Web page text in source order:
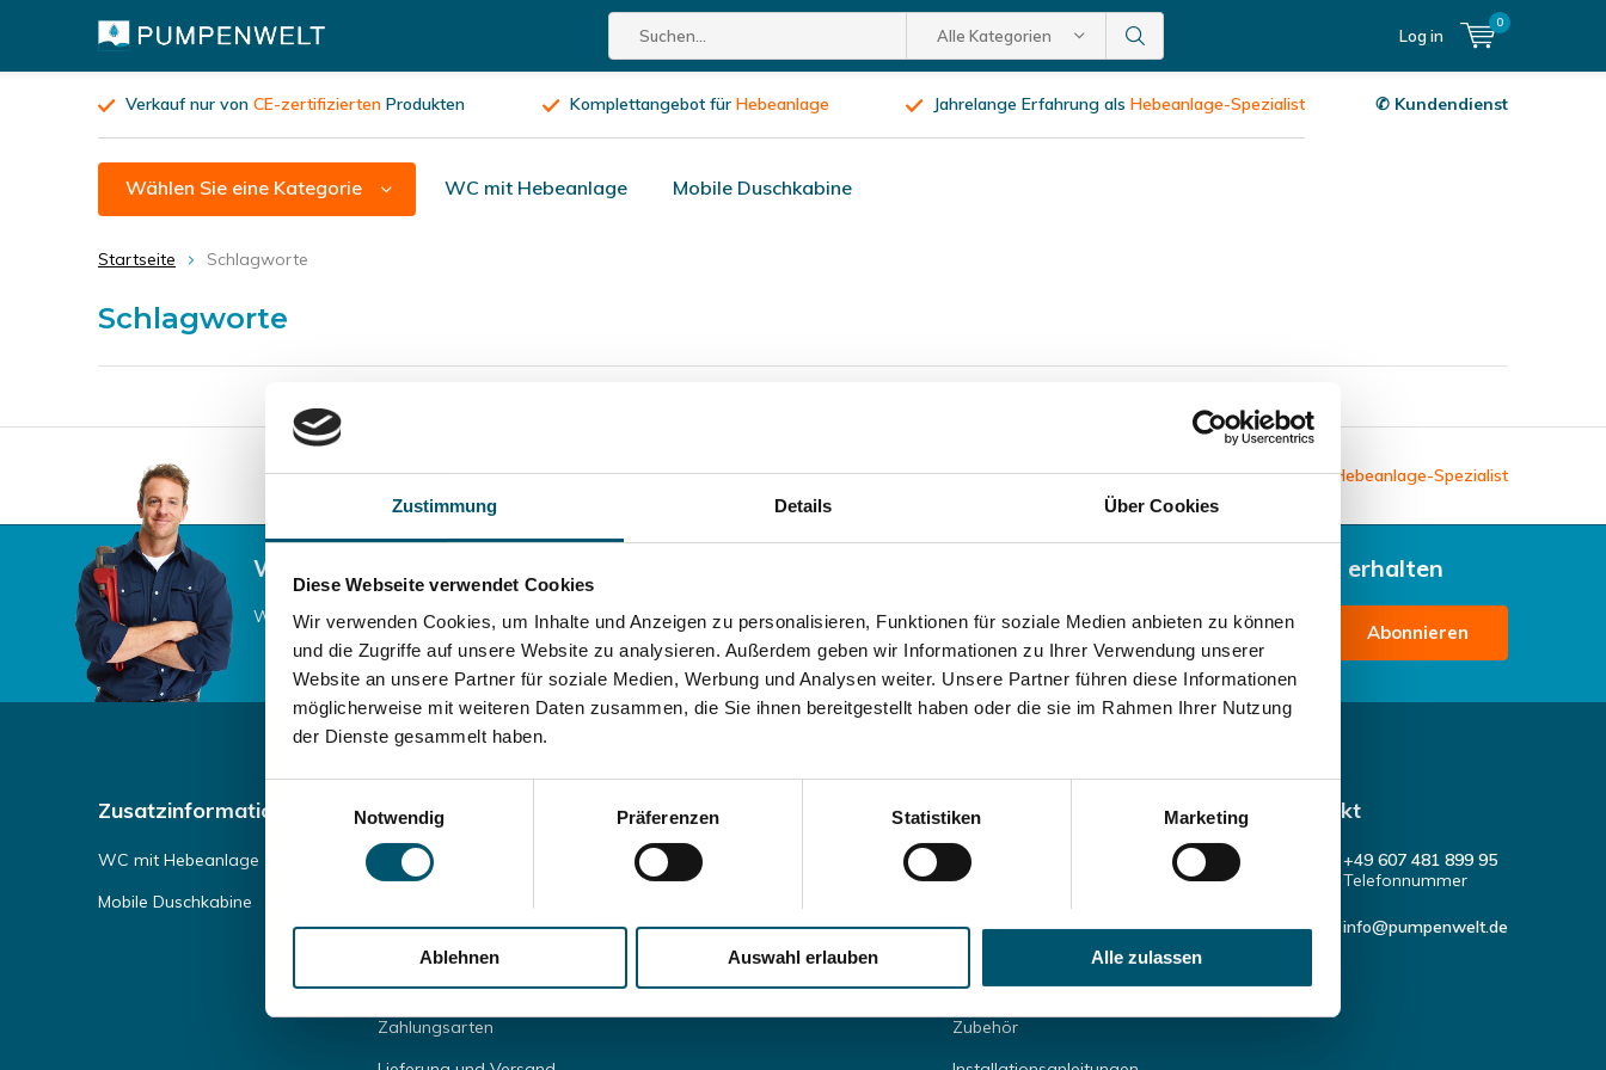
Zustimmung Details Über Cookies
Diese Webseite verwendet Cookies
Wir verwenden Cookies, um Inhalte und Anzeigen zu personalisieren, Funktionen für soziale Medien anbieten zu können
und die Zugriffe auf unsere Website zu analysieren. Außerdem geben wir Informationen zu Ihrer Verwendung unserer
Website an unsere Partner für soziale Medien, Werbung und Analysen weiter. Unsere Partner führen diese Informationen
möglicherweise mit weiteren Daten zusammen, die Sie ihnen bereitgestellt haben oder die sie im Rahmen Ihrer Nutzung
der Dienste gesammelt haben.
Notwendig
Präferenzen Statistiken Marketing
Ablehnen Auswahl erlauben Alle zulassen
Alle Kategorien Log in
0
Verkauf nur von CE-zertifizierten Produkten Komplettangebot für Hebeanlage Jahrelange Erfahrung als Hebeanlage-Spezialist ✆ Kundendienst
Wählen Sie eine Kategorie WC mit Hebeanlage Mobile Duschkabine
Startseite Schlagworte
Schlagworte
Verkauf nur vonCE-zertifiziertenProdukten Komplettangebot fürHebeanlage Jahrelange Erfahrung alsHebeanlage-Spezialist
Wir helfen Ihnen gerne, wenn es um Ihre Hebeanlage geht.
Wenden Sie sich einfach an unserenKundenservice
Neueste Angebote zu Aktionen erhalten
Abonnieren
* Geschäftsbedingungen lesen
Zusatzinformation
WC mit Hebeanlage
Mobile Duschkabine
Kundendienst
Impressum
Datenschutzerklärung
Zahlungsarten
Mein Konto
Kundenkonto anlegen
Mein Wunschzettel
Kategorien
WC mit Hebeanlage
Mobile Duschkabine
Zubehör
Kontakt
+49 607 481 899 95
Telefonnummer
info@pumpenwelt.de